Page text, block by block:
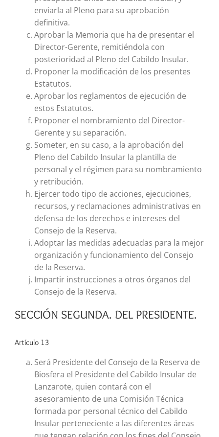
enviarla al Pleno para su aprobación
definitiva.
Aprobar la Memoria que ha de presentar el
Director-Gerente, remitiéndola con
posterioridad al Pleno del Cabildo Insular.
Proponer la modificación de los presentes
Estatutos.
Aprobar los reglamentos de ejecución de
estos Estatutos.
Proponer el nombramiento del Director-
Gerente y su separación.
Someter, en su caso, a la aprobación del
Pleno del Cabildo Insular la plantilla de
personal y el régimen para su nombramiento
y retribución.
Ejercer todo tipo de acciones, ejecuciones,
recursos, y reclamaciones administrativas en
defensa de los derechos e intereses del
Consejo de la Reserva.
Adoptar las medidas adecuadas para la mejor
organización y funcionamiento del Consejo
de la Reserva.
Impartir instrucciones a otros órganos del
Consejo de la Reserva.
SECCIÓN SEGUNDA. DEL PRESIDENTE.
Artículo 13
Será Presidente del Consejo de la Reserva de
Biosfera el Presidente del Cabildo Insular de
Lanzarote, quien contará con el
asesoramiento de una Comisión Técnica
formada por personal técnico del Cabildo
Insular perteneciente a las diferentes áreas